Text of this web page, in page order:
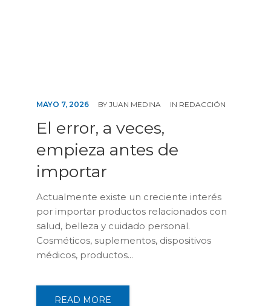
MAYO 7, 2026 BY JUAN MEDINA IN REDACCIÓN
El error, a veces,
empieza antes de
importar
Actualmente existe un creciente interés
por importar productos relacionados con
salud, belleza y cuidado personal.
Cosméticos, suplementos, dispositivos
médicos, productos...
READ MORE